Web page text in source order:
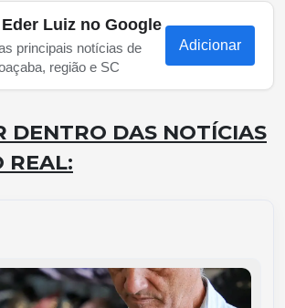
Luiz no Google
principais notícias de
região e SC
Adicionar
DENTRO DAS NOTÍCIAS
REAL: